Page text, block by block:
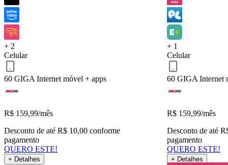
+ 2
Celular
60 GIGA Internet móvel + apps
R$ 159,99/mês
Desconto de até R$ 10,00 conforme
pagamento
QUERO ESTE!
+ Detalhes
+ 1
Celular
60 GIGA Internet
R$ 159,99/mês
Desconto de até
pagamento
QUERO ESTE!
+ Detalhes